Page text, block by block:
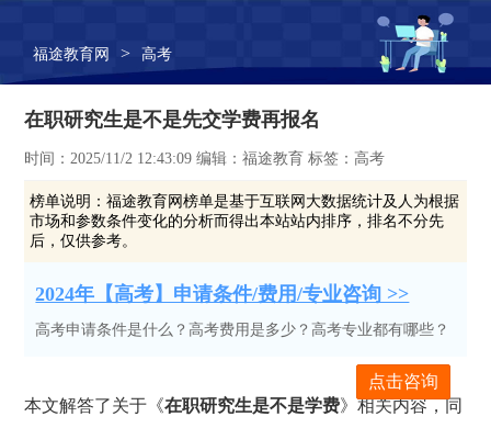
福途教育网 > 高考
在职研究生是不是先交学费再报名
时间：2025/11/2 12:43:09 编辑：福途教育 标签：高考
榜单说明：福途教育网榜单是基于互联网大数据统计及人为根据
市场和参数条件变化的分析而得出本站站内排序，排名不分先
后，仅供参考。
2024年【高考】申请条件/费用/专业咨询 >>
高考申请条件是什么？高考费用是多少？高考专业都有哪些？
点击咨询
本文解答了关于《在职研究生是不是学费》相关内容，同